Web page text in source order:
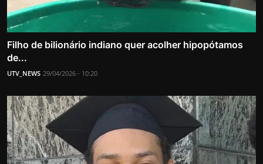
Filho de bilionário indiano quer acolher hipopótamos
de...
UTV_NEWS 29/04/2026 - 10:20